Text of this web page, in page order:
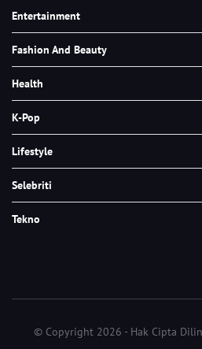
Entertainment
Fashion And Beauty
Health
K-Pop
Lifestyle
Selebriti
Tekno
© Copyright 2026 - Hak Cipta